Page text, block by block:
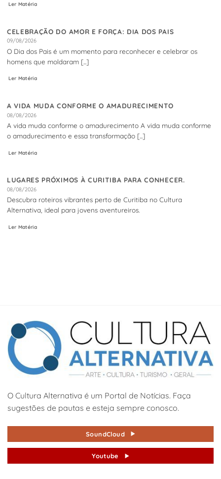
Ler Matéria
CELEBRAÇÃO DO AMOR E FORÇA: DIA DOS PAIS
09/08/2026
O Dia dos Pais é um momento para reconhecer e celebrar os
homens que moldaram [...]
Ler Matéria
A VIDA MUDA CONFORME O AMADURECIMENTO
08/08/2026
A vida muda conforme o amadurecimento A vida muda conforme
o amadurecimento e essa transformação [...]
Ler Matéria
LUGARES PRÓXIMOS À CURITIBA PARA CONHECER.
08/08/2026
Descubra roteiros vibrantes perto de Curitiba no Cultura
Alternativa, ideal para jovens aventureiros.
Ler Matéria
O Cultura Alternativa é um Portal de Notícias. Faça
sugestões de pautas e esteja sempre conosco.
SoundCloud
Youtube